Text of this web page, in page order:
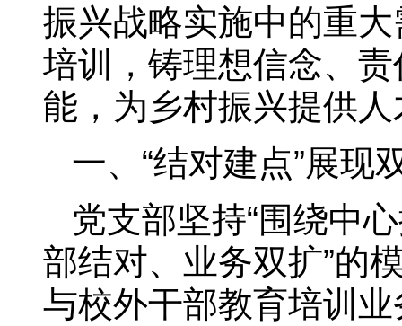
振兴战略实施中的重
培训，铸理想信念、
能，为乡村振兴提供
一、“结对建点”展现
党支部坚持“围绕中
部结对、业务双扩”的
与校外干部教育培训